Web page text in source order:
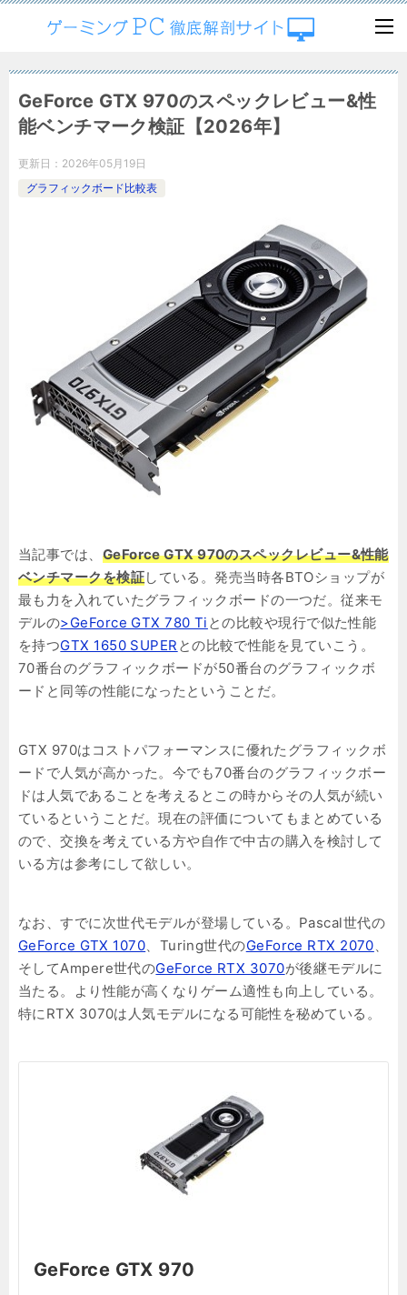
GeForce GTX 970のスペックレビュー&性
能ベンチマーク検証【2026年】
更新日： 2026年05月19日
グラフィックボード比較表
当記事では、 GeForce GTX 970のスペックレビュー&性能
ベンチマークを検証している。発売当時各BTOショップが
最も力を入れていたグラフィックボードの一つだ。従来モ
デルの>GeForce GTX 780 Ti との比較や現行で似た性能
を持つGTX 1650 SUPER との比較で性能を見ていこう。
70番台のグラフィックボードが50番台のグラフィックボ
ードと同等の性能になったということだ。
GTX 970はコストパフォーマンスに優れたグラフィックボ
ードで人気が高かった。今でも70番台のグラフィックボー
ドは人気であることを考えるとこの時からその人気が続い
ているということだ。現在の評価についてもまとめている
ので、交換を考えている方や自作で中古の購入を検討して
いる方は参考にして欲しい。
なお、すでに次世代モデルが登場している。Pascal世代の
GeForce GTX 1070、Turing世代のGeForce RTX 2070、
そしてAmpere世代のGeForce RTX 3070が後継モデルに
当たる。より性能が高くなりゲーム適性も向上している。
特にRTX 3070は人気モデルになる可能性を秘めている。
GeForce GTX 970